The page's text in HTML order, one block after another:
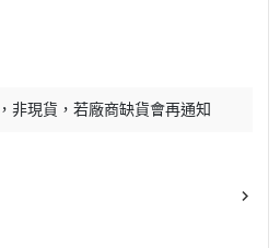
非現貨，若廠商缺貨會再通知